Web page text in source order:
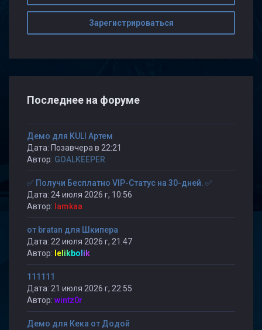
Зарегистрироваться
Последнее на форуме
Демо для KULI Артем
Дата: Позавчера в 22:21
Автор: GOALKEEPER
✅ Получи Бесплатно VIP-Статус на 30-дней. ✅
Дата: 24 июля 2026 г, 10:56
Автор: lamkaa
от bratan для Шкипера
Дата: 22 июля 2026 г, 21:47
Автор: lelikbolik
111111
Дата: 21 июля 2026 г, 22:55
Автор: wintz0r
Демо для Кека от Додой